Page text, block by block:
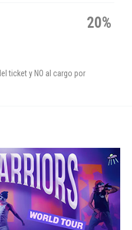
20%
ticket y NO al cargo por